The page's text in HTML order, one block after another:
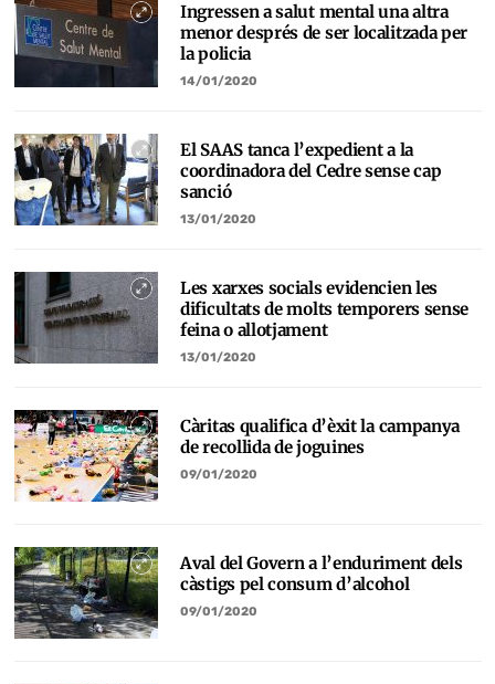
Ingressen a salut mental una altra
menor després de ser localitzada per
la policia
14/01/2020
El SAAS tanca l’expedient a la
coordinadora del Cedre sense cap
sanció
13/01/2020
Les xarxes socials evidencien les
dificultats de molts temporers sense
feina o allotjament
13/01/2020
Càritas qualifica d’èxit la campanya
de recollida de joguines
09/01/2020
Aval del Govern a l’enduriment dels
càstigs pel consum d’alcohol
09/01/2020